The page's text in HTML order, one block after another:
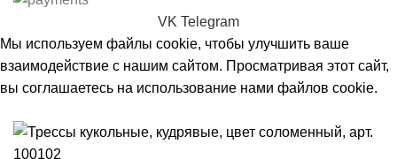
VK Telegram
Мы используем файлы cookie, чтобы улучшить ваше
взаимодействие с нашим сайтом. Просматривая этот сайт,
вы соглашаетесь на использование нами файлов cookie.